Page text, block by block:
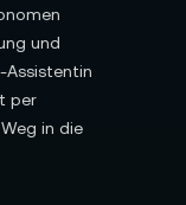
und
Assistentin
per
in die